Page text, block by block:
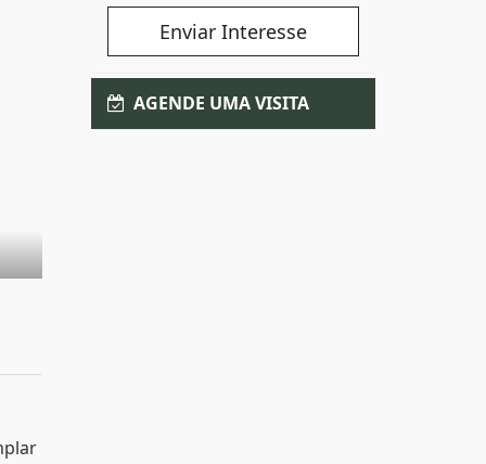
Enviar Interesse
AGENDE UMA VISITA